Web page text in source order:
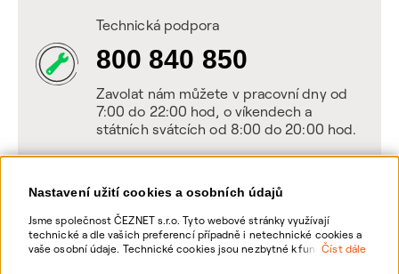
Nastavení užití cookies a osobních údajů
Jsme společnost ČEZNET s.r.o. Tyto webové stránky využívají
technické a dle vašich preferencí případně i netechnické cookies a
vaše osobní údaje. Technické cookies jsou nezbytné k fungování
Číst dále
Technická podpora
800 840 850
Zavolat nám můžete v pracovní dny od
7:00 do 22:00 hod, o víkendech a
státních svátcích od 8:00 do 20:00 hod.
Napište nám
POSLAT VZKAZ